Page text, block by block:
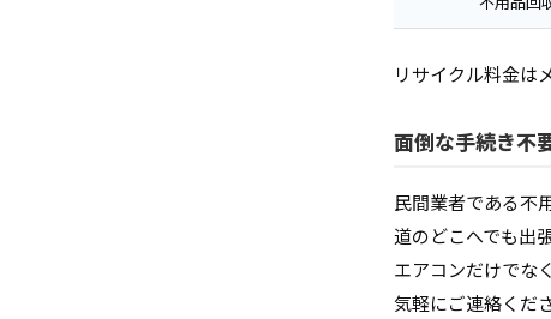
リサイクル料金は
面倒な手続き不
民間業者である不
道のどこへでも出
エアコンだけでな
気軽にご連絡くだ